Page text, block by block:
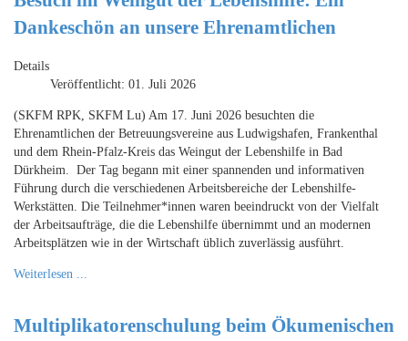
Dankeschön an unsere Ehrenamtlichen
Details
Veröffentlicht: 01. Juli 2026
(SKFM RPK, SKFM Lu) Am 17. Juni 2026 besuchten die
Ehrenamtlichen der Betreuungsvereine aus Ludwigshafen, Frankenthal
und dem Rhein-Pfalz-Kreis das Weingut der Lebenshilfe in Bad
Dürkheim. Der Tag begann mit einer spannenden und informativen
Führung durch die verschiedenen Arbeitsbereiche der Lebenshilfe-
Werkstätten. Die Teilnehmer*innen waren beeindruckt von der Vielfalt
der Arbeitsaufträge, die die Lebenshilfe übernimmt und an modernen
Arbeitsplätzen wie in der Wirtschaft üblich zuverlässig ausführt.
Weiterlesen ...
Multiplikatorenschulung beim Ökumenischen